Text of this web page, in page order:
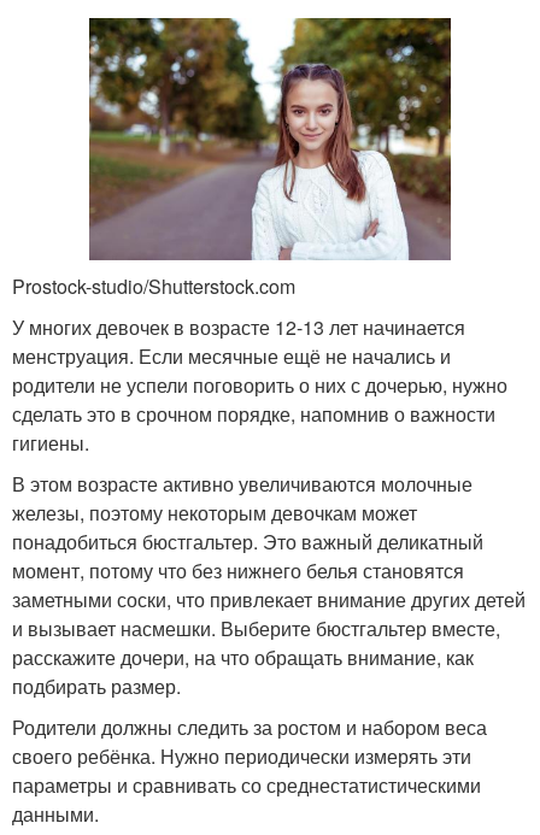
Prostock-studio/Shutterstock.com
У многих девочек в возрасте 12-13 лет начинается
менструация. Если месячные ещё не начались и
родители не успели поговорить о них с дочерью, нужно
сделать это в срочном порядке, напомнив о важности
гигиены.
В этом возрасте активно увеличиваются молочные
железы, поэтому некоторым девочкам может
понадобиться бюстгальтер. Это важный деликатный
момент, потому что без нижнего белья становятся
заметными соски, что привлекает внимание других детей
и вызывает насмешки. Выберите бюстгальтер вместе,
расскажите дочери, на что обращать внимание, как
подбирать размер.
Родители должны следить за ростом и набором веса
своего ребёнка. Нужно периодически измерять эти
параметры и сравнивать со среднестатистическими
данными.